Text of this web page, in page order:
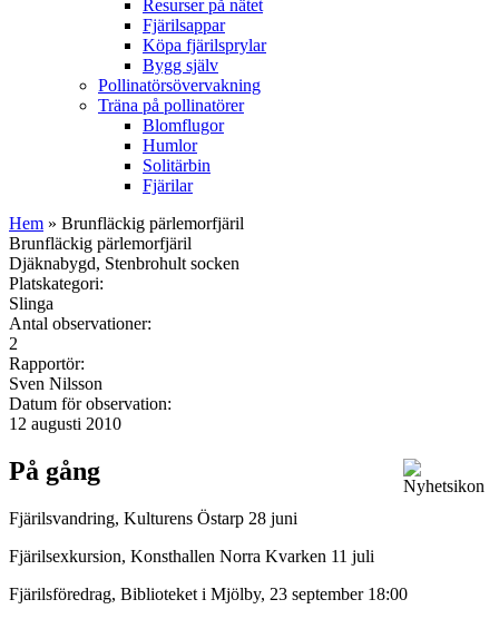
Resurser på nätet
Fjärilsappar
Köpa fjärilsprylar
Bygg själv
Pollinatörsövervakning
Träna på pollinatörer
Blomflugor
Humlor
Solitärbin
Fjärilar
Hem » Brunfläckig pärlemorfjäril
Brunfläckig pärlemorfjäril
Djäknabygd, Stenbrohult socken
Platskategori:
Slinga
Antal observationer:
2
Rapportör:
Sven Nilsson
Datum för observation:
12 augusti 2010
På gång
Fjärilsvandring, Kulturens Östarp 28 juni
Fjärilsexkursion, Konsthallen Norra Kvarken 11 juli
Fjärilsföredrag, Biblioteket i Mjölby, 23 september 18:00